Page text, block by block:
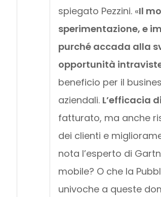
spiegato Pezzini. «Il
sperimentazione, e
purché accada alla
opportunità
beneficio per il
aziendali. L’efficacia
fatturato, ma anche
dei clienti e
nota l’esperto di
mobile? O che la
univoche a queste